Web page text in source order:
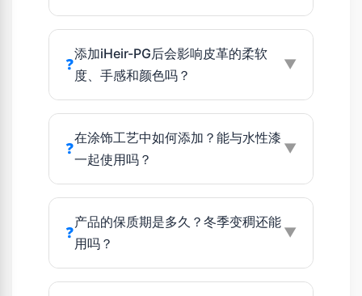
❓
添加iHeir-PG后会影响皮革的柔软
度、手感和颜色吗？
▼
❓
在涂饰工艺中如何添加？能与水性漆
一起使用吗？
▼
❓
产品的保质期是多久？冬季变稠还能
用吗？
▼